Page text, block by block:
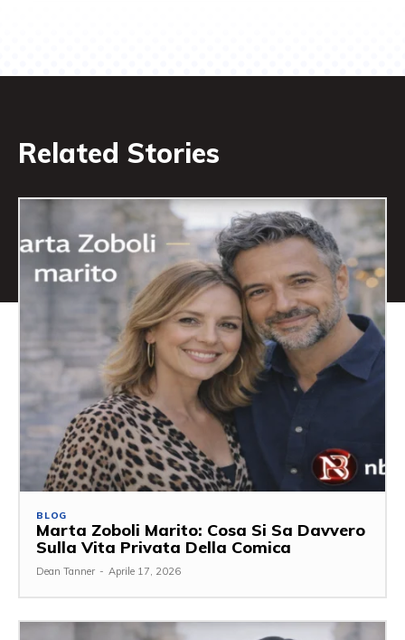
Related Stories
BLOG
Marta Zoboli Marito: Cosa Si Sa Davvero
Sulla Vita Privata Della Comica
Dean Tanner - Aprile 17, 2026